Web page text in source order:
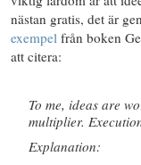
nästan gratis, det är
exempel från boken
att citera:
To me, ideas are
multiplier.
Explanation: